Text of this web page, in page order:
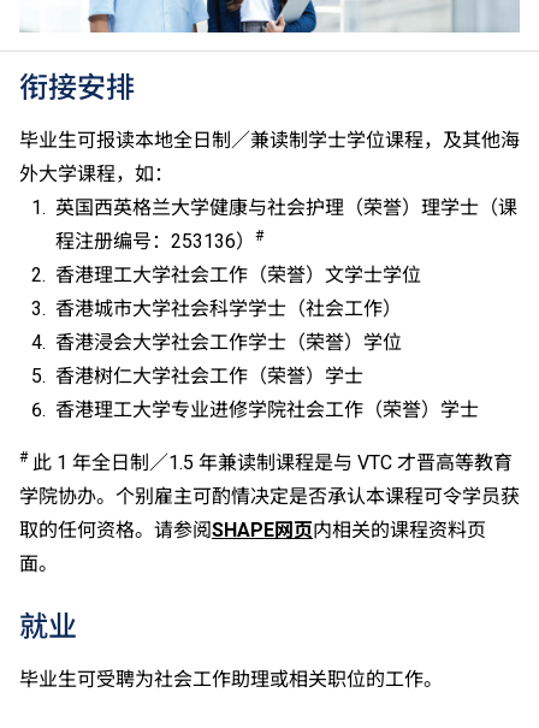
受。详情请按 此处。
绩，于申请入学时会被视为等同香港中学文凭考试科目
成绩达「第二级」。
如五科香港中学文凭考试的其中一科为公民与社会发展
科，一般入学条件为在该科取得「达标」成绩，以及在
其他四个香港中学文凭考试科目（包括中国语文和英国
语文）取得第二级或以上成绩。另外，数学科延伸部分
（单元一或单元二）第二级或以上成绩亦被接受为一般
入学条件中的五科之一。如申请人同时持有单元一及单
元二成绩，于申请入学时只计算成绩较佳的一个单元。
此课程不适用于VTC中专教育文凭／职专文凭／职专国
际文凭毕业生。
申请人需要通过面试。
衔接安排
毕业生可报读本地全日制／兼读制学士学位课程，及其他海
外大学课程，如：
英国西英格兰大学健康与社会护理（荣誉）理学士（课
程注册编号：253136）#
香港理工大学社会工作（荣誉）文学士学位
香港城市大学社会科学学士（社会工作）
香港浸会大学社会工作学士（荣誉）学位
香港树仁大学社会工作（荣誉）学士
香港理工大学专业进修学院社会工作（荣誉）学士
#此 1 年全日制／1.5 年兼读制课程是与 VTC 才晋高等教育
学院协办。个别雇主可酌情决定是否承认本课程可令学员获
取的任何资格。请参阅SHAPE网页内相关的课程资料页
面。
就业
毕业生可受聘为社会工作助理或相关职位的工作。